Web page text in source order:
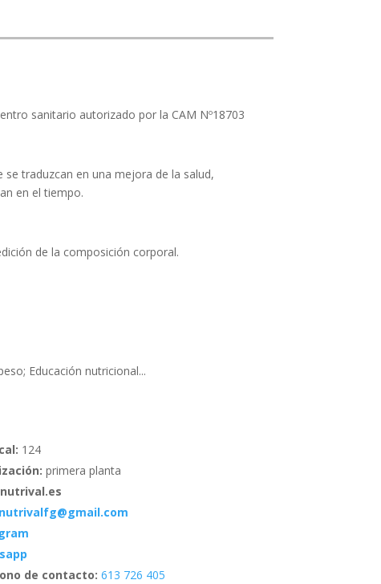
sanitario autorizado por la CAM Nº18703
traduzcan en una mejora de la salud,
en el tiempo.
de la composición corporal.
Educación nutricional...
124
primera planta
nutrivalfg@gmail.com
de contacto: 613 726 405